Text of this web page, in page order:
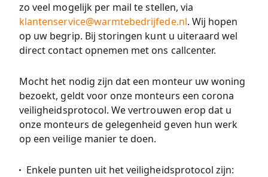
zo veel mogelijk per mail te stellen, via
klantenservice@warmtebedrijfede.nl. Wij hopen
op uw begrip. Bij storingen kunt u uiteraard wel
direct contact opnemen met ons callcenter.
Mocht het nodig zijn dat een monteur uw woning
bezoekt, geldt voor onze monteurs een corona
veiligheidsprotocol.We vertrouwen erop dat u
onze monteurs de gelegenheid geven hun werk
op een veilige manier te doen.
Enkele punten uit het veiligheidsprotocol zijn: